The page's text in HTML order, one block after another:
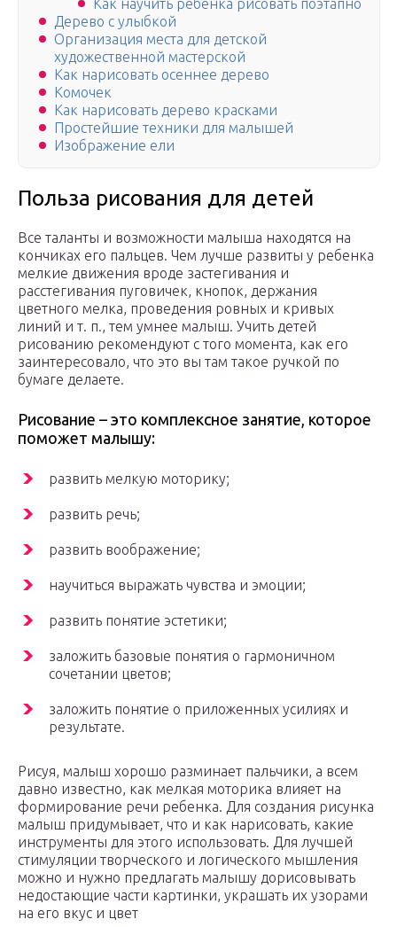
Как научить ребёнка рисовать поэтапно
Дерево с улыбкой
Организация места для детской
художественной мастерской
Как нарисовать осеннее дерево
Комочек
Как нарисовать дерево красками
Простейшие техники для малышей
Изображение ели
Польза рисования для детей
Все таланты и возможности малыша находятся на
кончиках его пальцев. Чем лучше развиты у ребенка
мелкие движения вроде застегивания и
расстегивания пуговичек, кнопок, держания
цветного мелка, проведения ровных и кривых
линий и т. п., тем умнее малыш. Учить детей
рисованию рекомендуют с того момента, как его
заинтересовало, что это вы там такое ручкой по
бумаге делаете.
Рисование – это комплексное занятие, которое
поможет малышу:
развить мелкую моторику;
развить речь;
развить воображение;
научиться выражать чувства и эмоции;
развить понятие эстетики;
заложить базовые понятия о гармоничном
сочетании цветов;
заложить понятие о приложенных усилиях и
результате.
Рисуя, малыш хорошо разминает пальчики, а всем
давно известно, как мелкая моторика влияет на
формирование речи ребенка. Для создания рисунка
малыш придумывает, что и как нарисовать, какие
инструменты для этого использовать. Для лучшей
стимуляции творческого и логического мышления
можно и нужно предлагать малышу дорисовывать
недостающие части картинки, украшать их узорами
на его вкус и цвет